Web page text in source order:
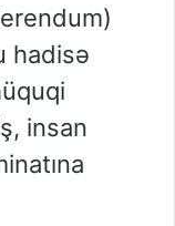
hadisə
insan